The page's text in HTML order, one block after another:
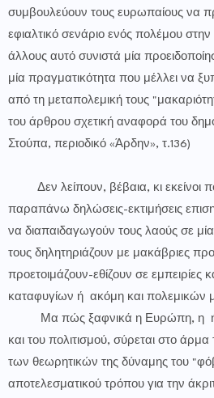
συμβουλεύουν τους ευρωπαίους να
εφιαλτικό σενάριο ενός πολέμου στην
άλλους αυτό συνιστά μία
μία πραγματικότητα που μέλλει να
από τη μεταπολεμική τους
του άρθρου σχετική αναφορά του
Στούπα, περιοδικό «Άρδην», τ.136)
Δεν λείπουν, βέβαια, κι εκείνοι
παραπάνω δηλώσεις-εκτιμήσεις
να διαπαιδαγωγούν τους λαούς σε
τους δηλητηριάζουν με μακάβριες
προετοιμάζουν-εθίζουν σε εμπειρίες
καταφυγίων ή ακόμη και πολεμικών
Μα πώς ξαφνικά η Ευρώπη, η
και του πολιτισμού, σύρεται στο
των θεωρητικών της δύναμης του
αποτελεσματικού τρόπου για την